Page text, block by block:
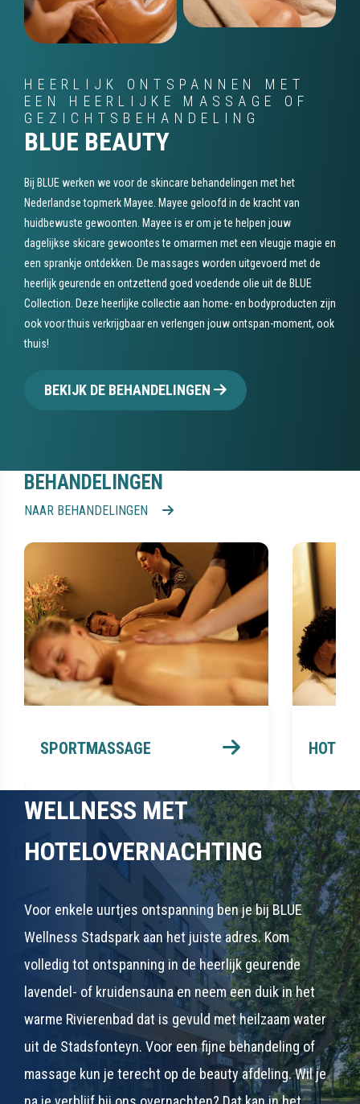
GEZICHTSBEHANDELING
BLUE BEAUTY
Bij BLUE werken we voor de skincare behandelingen met het
huidbewuste gewoonten. Mayee is er om je te helpen jouw
dagelijkse skicare gewoontes te omarmen met een vleugje magie en
een sprankje ontdekken. De massages worden uitgevoerd met de
heerlijk geurende en ontzettend goed voedende olie uit de BLUE
Collection. Deze heerlijke collectie aan home- en bodyproducten zijn
ook voor thuis verkrijgbaar en verlengen jouw ontspan-moment, ook
thuis!
NAAR BEHANDELINGEN
HOTELOVERNACHTING
Voor enkele uurtjes ontspanning ben je bij BLUE
Wellness Stadspark aan het juiste adres. Kom
volledig tot ontspanning in de heerlijk geurende
lavendel- of kruidensauna en neem een duik in het
warme Rivierenbad dat is gevuld met heilzaam water
uit de Stadsfonteyn. Voor een fijne behandeling of
massage kun je terecht op de beauty afdeling. Wil je
na je verblijf bij ons overnachten? Dat kan in het
inpandige Fletcher Wellness-Hotel Stadspark.